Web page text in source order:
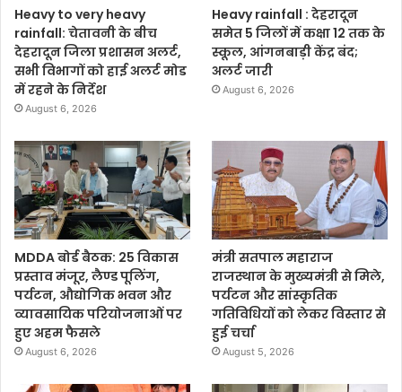
Heavy to very heavy
rainfall: चेतावनी के बीच
देहरादून जिला प्रशासन अलर्ट,
सभी विभागों को हाई अलर्ट मोड
में रहने के निर्देश
August 6, 2026
Heavy rainfall : देहरादून
समेत 5 जिलों में कक्षा 12 तक के
स्कूल, आंगनबाड़ी केंद्र बंद;
अलर्ट जारी
August 6, 2026
MDDA बोर्ड बैठक: 25 विकास
प्रस्ताव मंजूर, लैण्ड पूलिंग,
पर्यटन, औद्योगिक भवन और
व्यावसायिक परियोजनाओं पर
हुए अहम फैसले
August 6, 2026
मंत्री सतपाल महाराज
राजस्थान के मुख्यमंत्री से मिले,
पर्यटन और सांस्कृतिक
गतिविधियों को लेकर विस्तार से
हुई चर्चा
August 5, 2026